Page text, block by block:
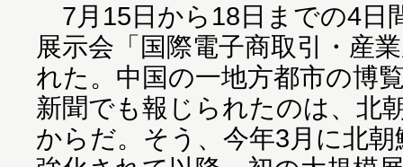
7月15日から18日までの4日
展示会「国際電子商取引・産
れた。中国の一地方都市の博
新聞でも報じられたのは、北
からだ。そう、今年3月に北